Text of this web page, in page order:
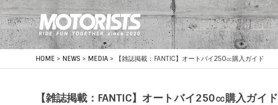
HOME > NEWS > MEDIA > 【雑誌掲載：FANTIC】オートバイ250㏄購入ガイド
【雑誌掲載：FANTIC】オートバイ250㏄購入ガイド